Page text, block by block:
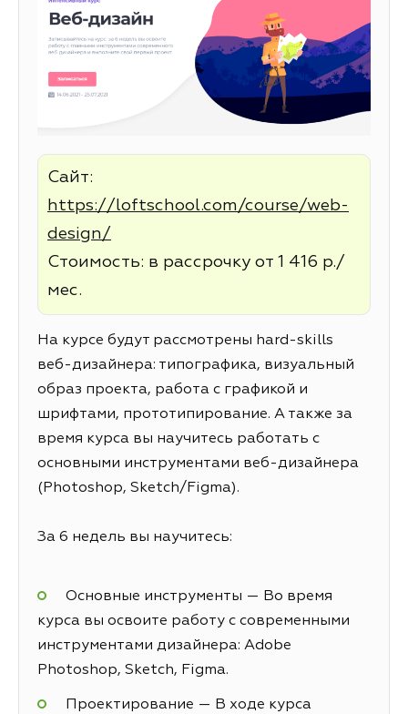
Сайт:
https://loftschool.com/course/web-
design/
Стоимость: в рассрочку от 1 416 р./
мес.
На курсе будут рассмотрены hard-skills
веб-дизайнера: типографика, визуальный
образ проекта, работа с графикой и
шрифтами, прототипирование. А также за
время курса вы научитесь работать с
основными инструментами веб-дизайнера
(Photoshop, Sketch/Figma).
За 6 недель вы научитесь:
Основные инструменты — Во время
курса вы освоите работу с современными
инструментами дизайнера: Adobe
Photoshop, Sketch, Figma.
Проектирование — В ходе курса